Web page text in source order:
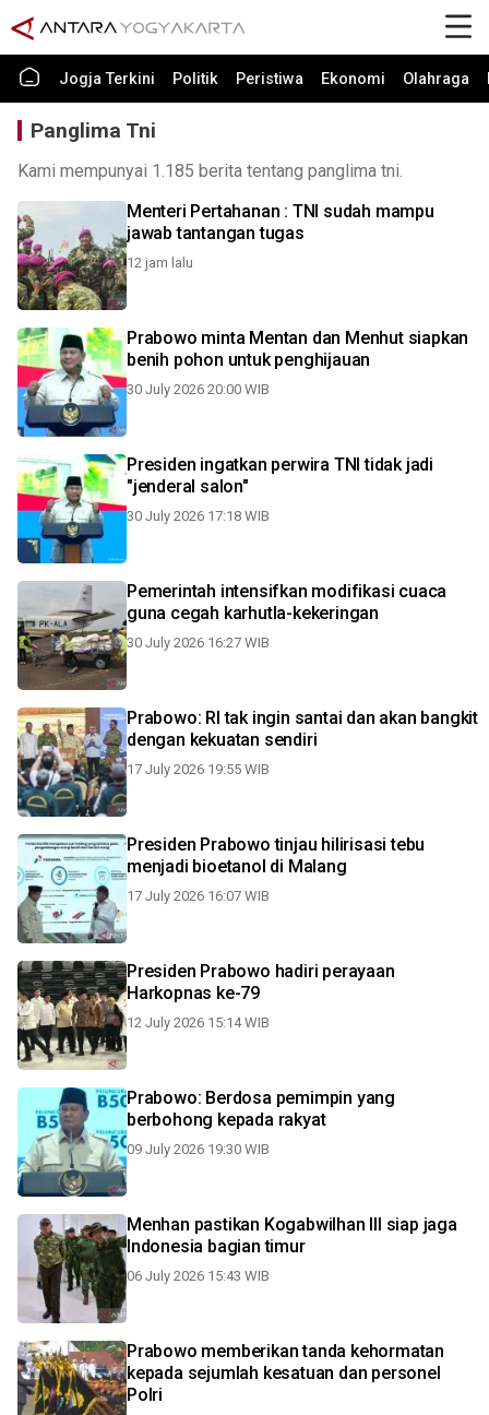
Jogja Terkini Politik Peristiwa Ekonomi Olahraga
Panglima Tni
Kami mempunyai 1.185 berita tentang panglima tni.
Menteri Pertahanan : TNI sudah mampu
jawab tantangan tugas
12 jam lalu
Prabowo minta Mentan dan Menhut siapkan
benih pohon untuk penghijauan
30 July 2026 20:00 WIB
Presiden ingatkan perwira TNI tidak jadi
"jenderal salon"
30 July 2026 17:18 WIB
Pemerintah intensifkan modifikasi cuaca
guna cegah karhutla-kekeringan
30 July 2026 16:27 WIB
Prabowo: RI tak ingin santai dan akan bangkit
dengan kekuatan sendiri
17 July 2026 19:55 WIB
Presiden Prabowo tinjau hilirisasi tebu
menjadi bioetanol di Malang
17 July 2026 16:07 WIB
Presiden Prabowo hadiri perayaan
Harkopnas ke-79
12 July 2026 15:14 WIB
Prabowo: Berdosa pemimpin yang
berbohong kepada rakyat
09 July 2026 19:30 WIB
Menhan pastikan Kogabwilhan III siap jaga
Indonesia bagian timur
06 July 2026 15:43 WIB
Prabowo memberikan tanda kehormatan
kepada sejumlah kesatuan dan personel
Polri